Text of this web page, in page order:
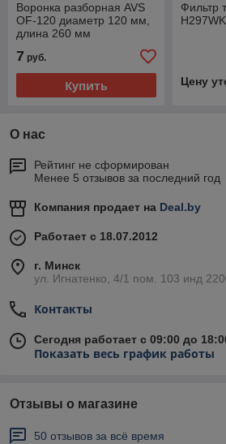
Воронка разборная AVS
OF-120 диаметр 120 мм,
длина 260 мм
7 руб.
Купить
Фильтр
H297WK
Цену
О нас
Рейтинг не сформирован
Менее 5 отзывов за последний год
Компания продает на Deal.by
Работает с 18.07.2012
г. Минск
ул. Игнатенко, 4/1 пом. 103 инд
Контакты
Сегодня работает с 09:00 до
Показать весь график работы
Отзывы о магазине
50 отзывов за всё время